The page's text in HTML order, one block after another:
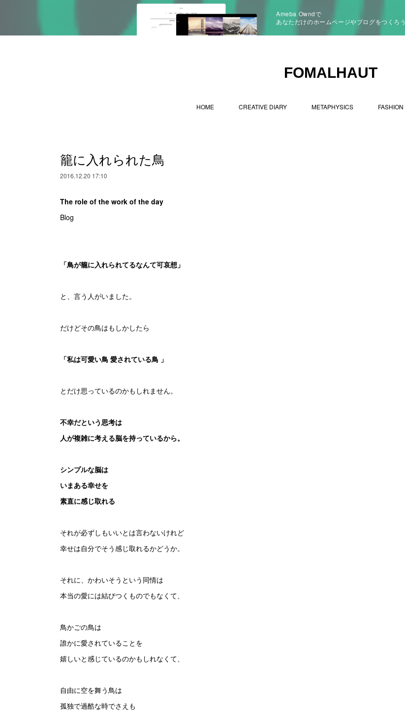
Ameba Owndで
あなただけのホームページやブログをつくろう
FOMALHAUT
HOME CREATIVE DIARY METAPHYSICS FASHION
籠に入れられた鳥
2016.12.20 17:10
The role of the work of the day
Blog
「鳥が籠に入れられてるなんて可哀想」
と、言う人がいました。
だけどその鳥はもしかしたら
「私は可愛い鳥 愛されている鳥 」
とだけ思っているのかもしれません。
不幸だという思考は
人が複雑に考える脳を持っているから。
シンプルな脳は
いまある幸せを
素直に感じ取れる
それが必ずしもいいとは言わないけれど
幸せは自分でそう感じ取れるかどうか。
それに、かわいそうという同情は
本当の愛には結びつくものでもなくて、
鳥かごの鳥は
誰かに愛されていることを
嬉しいと感じているのかもしれなくて、
自由に空を舞う鳥は
孤独で過酷な時でさえも